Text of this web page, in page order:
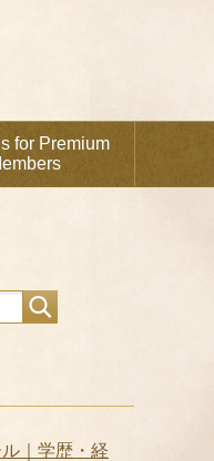
for Premium
｜学歴・経